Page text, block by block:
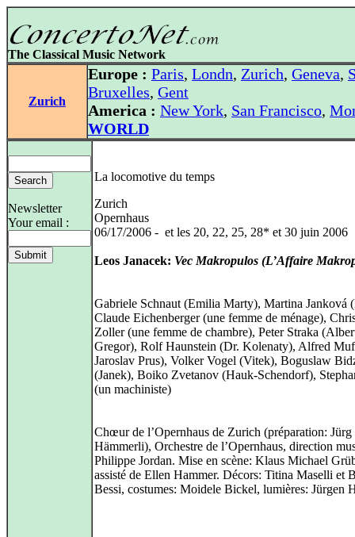
The Classical Music Network
Zurich
Europe : Paris, Londn, Zurich, Geneva,
Bruxelles, Gent
America : New York, San Francisco,
WORLD
Newsletter
Your email :
La locomotive du temps
Zurich
Opernhaus
06/17/2006 - et les 20, 22, 25, 28* et 30 juin 2006
Leos Janacek: Vec Makropulos (L’Affaire
Gabriele Schnaut (Emilia Marty), Martina Janková
Claude Eichenberger (une femme de ménage),
Zoller (une femme de chambre), Peter Straka
Gregor), Rolf Haunstein (Dr. Kolenaty), Alfred
Jaroslav Prus), Volker Vogel (Vitek), Boguslaw
(Janek), Boiko Zvetanov (Hauk-Schendorf),
(un machiniste)
Chœur de l’Opernhaus de Zurich (préparation: Jürg
Hämmerli), Orchestre de l’Opernhaus, direction
Philippe Jordan. Mise en scène: Klaus Michael
assisté de Ellen Hammer. Décors: Titina Maselli et
Bessi, costumes: Moidele Bickel, lumières: Jürgen